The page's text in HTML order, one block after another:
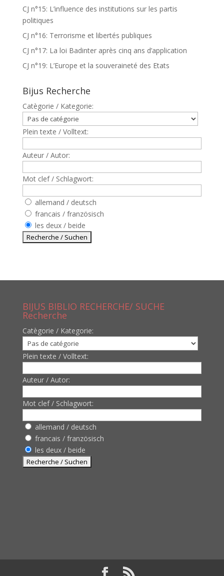
CJ n°15: L’influence des institutions sur les partis
politiques
CJ n°16: Terrorisme et libertés publiques
CJ n°17: La loi Badinter après cinq ans d’application
CJ n°19: L’Europe et la souveraineté des Etats
Bijus Recherche
Catègorie / Kategorie:
Plein texte / Volltext:
Auteur / Autor:
Mot clef / Schlagwort:
allemand / deutsch
francais / französisch
les deux / beide
BIJUS BIBLIO RECHERCHE/ SUCHE
Recherche
Catègorie / Kategorie:
Plein texte / Volltext:
Auteur / Autor:
Mot clef / Schlagwort:
allemand / deutsch
francais / französisch
les deux / beide